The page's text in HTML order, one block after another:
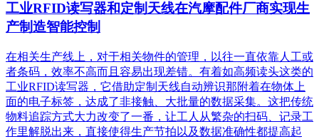
工业RFID读写器和定制天线在汽摩配件厂商实现生
产制造智能控制
在相关生产线上，对于相关物件的管理，以往一直依靠人工或
者条码，效率不高而且容易出现差错。有着如高频读头这类的
工业RFID读写器，它借助定制天线自动辨识那附着在物体上
面的电子标签，达成了非接触、大批量的数据采集。这把传统
物料追踪方式大力改变了一番，让工人从繁杂的扫码、记录工
作里解脱出来，直接使得生产节拍以及数据准确性都提高起